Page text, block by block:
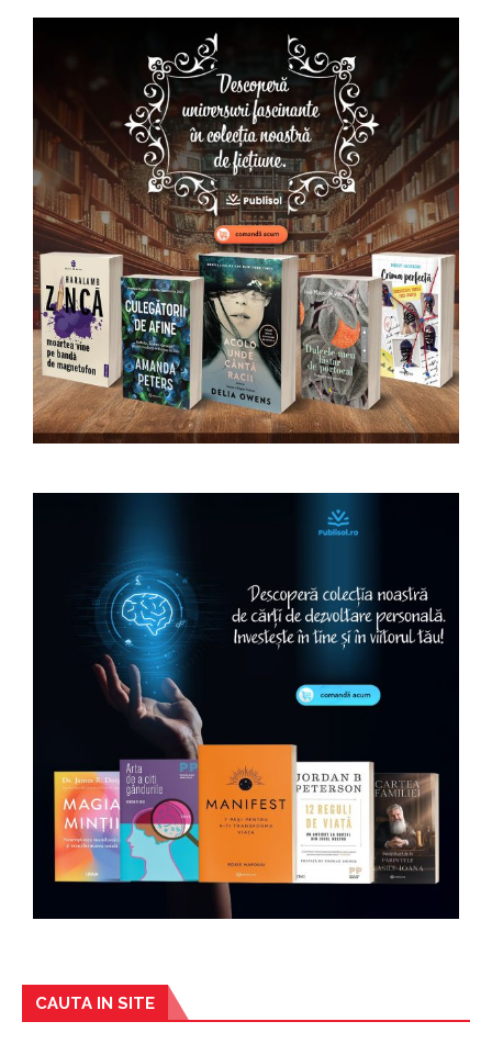
CAUTA IN SITE